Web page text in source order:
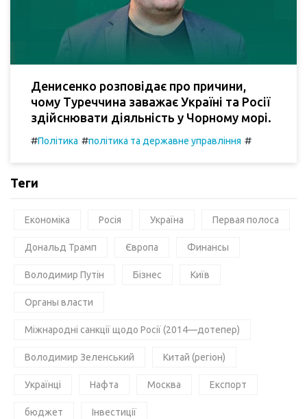
Денисенко розповідає про причини,
чому Туреччина заважає Україні та Росії
здійснювати діяльність у Чорному морі.
#Політика #політика та державне управління #
Теги
Економіка Росія Україна Первая полоса
Дональд Трамп Європа Финансы
Володимир Путін Бізнес Київ
Органы власти
Міжнародні санкції щодо Росії (2014—дотепер)
Володимир Зеленський Китай (регіон)
Українці Нафта Москва Експорт
бюджет Інвестиції